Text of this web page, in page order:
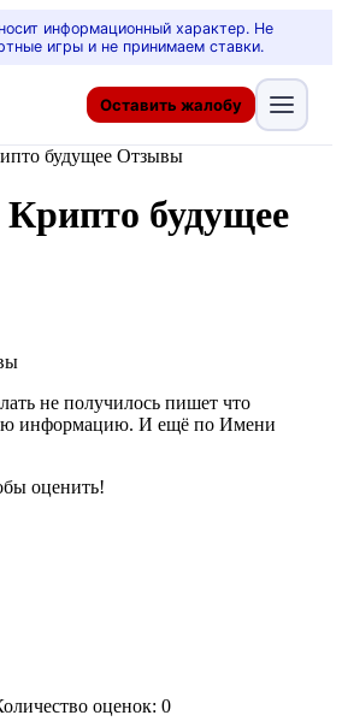
информационный характер. Не
игры и не принимаем ставки.
Оставить жалобу
будущее Отзывы
будущее
не получилось пишет что
информацию. И ещё по Имени
оценить!
оценок: 0